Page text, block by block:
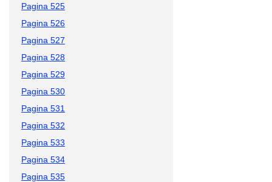
Pagina 525
Pagina 526
Pagina 527
Pagina 528
Pagina 529
Pagina 530
Pagina 531
Pagina 532
Pagina 533
Pagina 534
Pagina 535